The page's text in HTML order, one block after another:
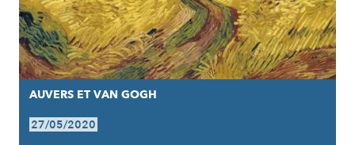
AUVERS ET VAN GOGH
27/05/2020